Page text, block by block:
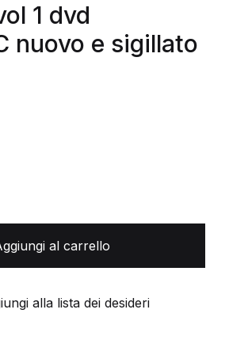
1 dvd
nuovo e sigillato
al carrello
alla lista dei desideri